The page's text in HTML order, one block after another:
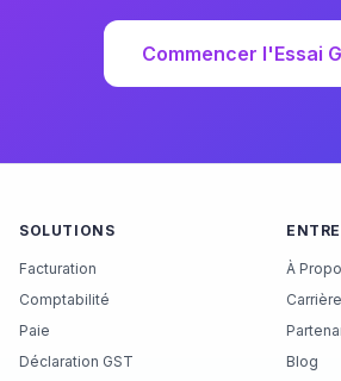
Commencer l'Essai
SOLUTIONS
Facturation
Comptabilité
Paie
Déclaration GST
À
Blog